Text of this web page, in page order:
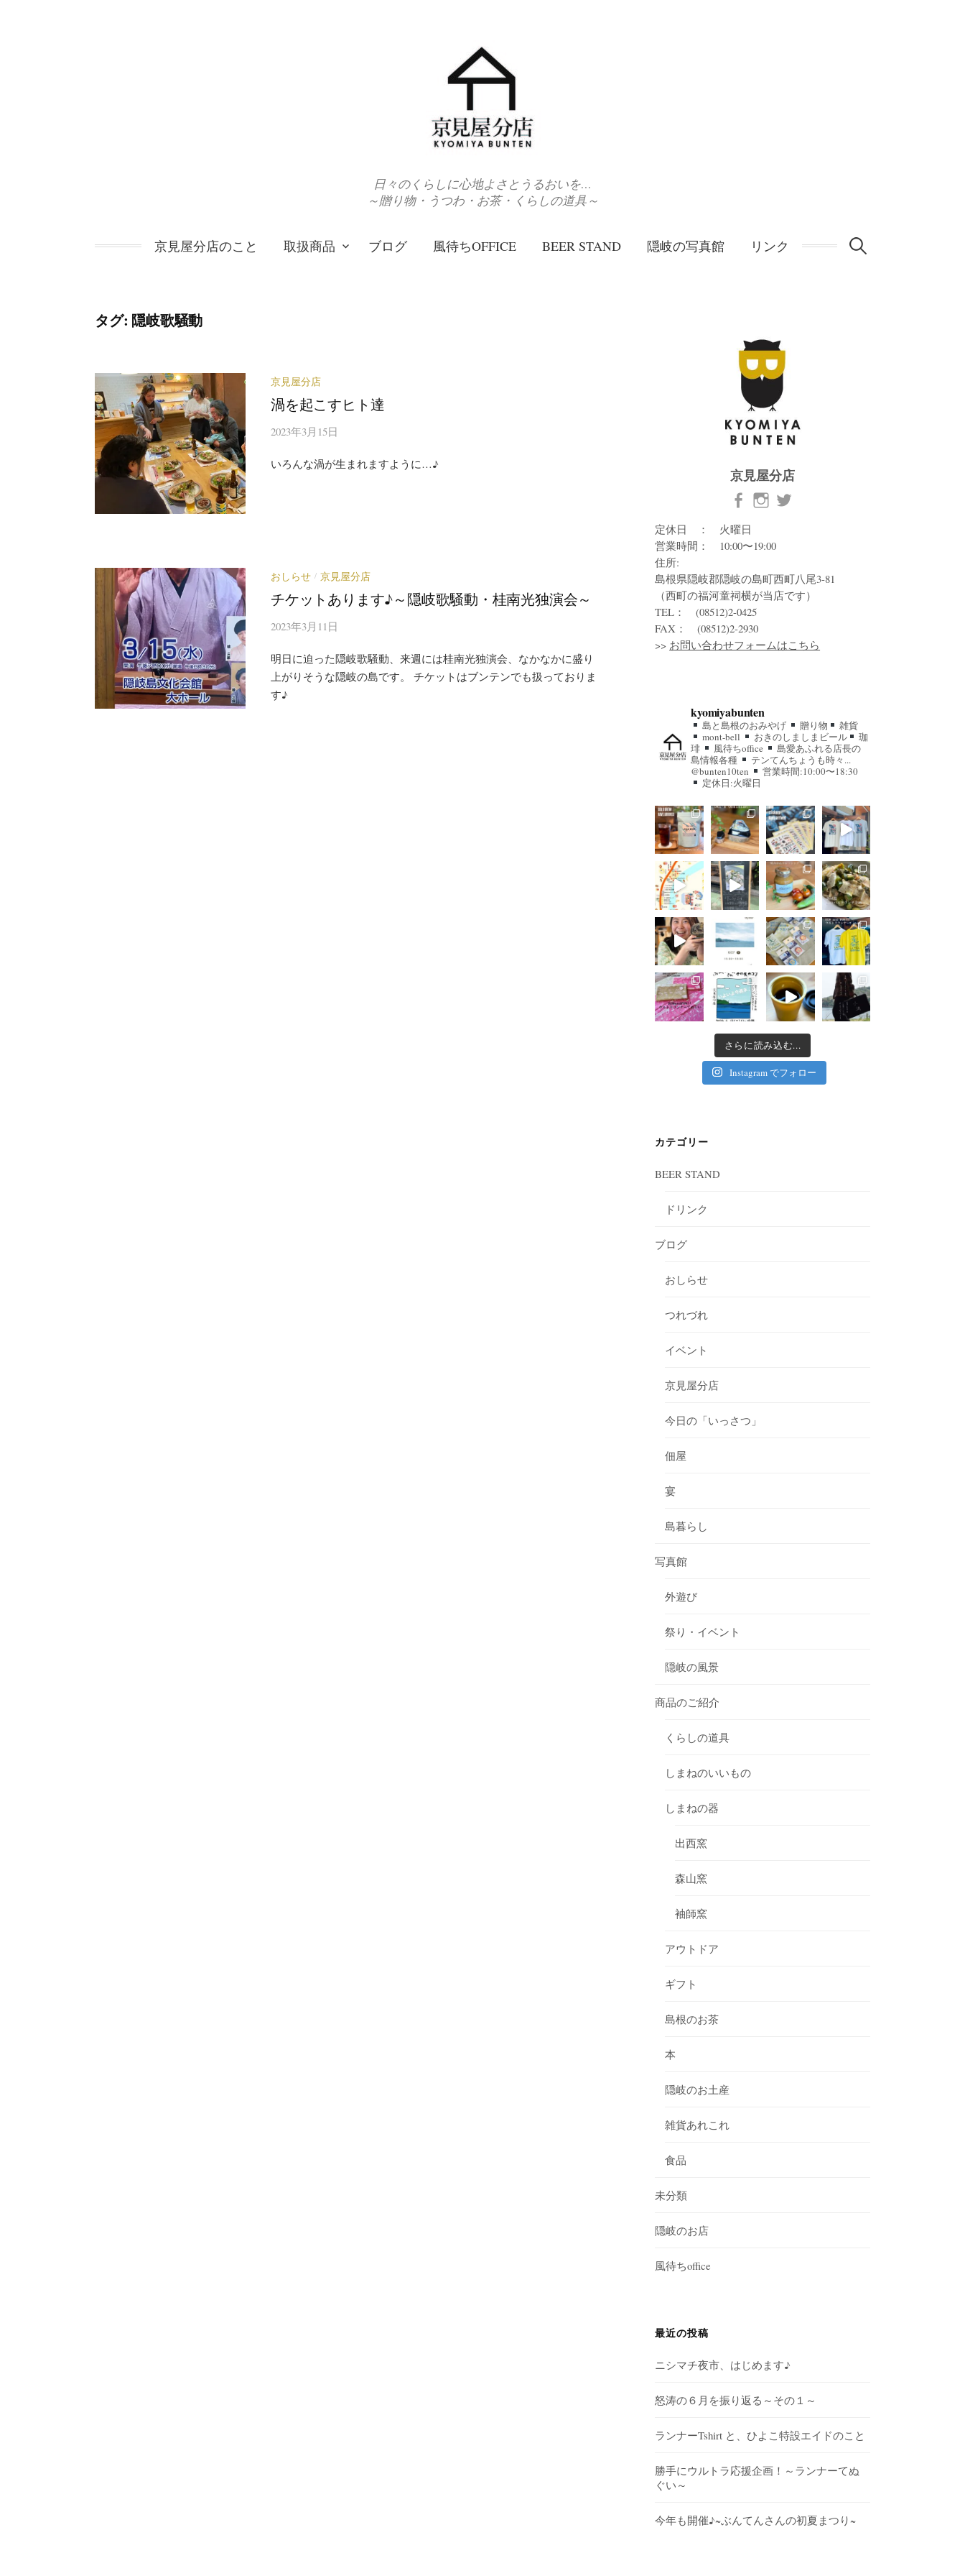
日々のくらしに心地よさとうるおいを…
～贈り物・うつわ・お茶・くらしの道具～
京見屋分店のこと 取扱商品 ブログ 風待ちOFFICE BEER STAND 隠岐の写真館 リンク 検
タグ: 隠岐歌騒動
京見屋分店
渦を起こすヒト達
2023年3月15日
いろんな渦が生まれますように…♪
おしらせ / 京見屋分店
チケットあります♪～隠岐歌騒動・桂南光独演会～
2023年3月11日
明日に迫った隠岐歌騒動、来週には桂南光独演会、なかなかに盛り
上がりそうな隠岐の島です。 チケットはブンテンでも扱っておりま
す♪
京見屋分店
定休日 ： 火曜日
営業時間： 10:00〜19:00
住所:
島根県隠岐郡隠岐の島町西町八尾3-81
（西町の福河童祠横が当店です）
TEL： (08512)2-0425
FAX： (08512)2-2930
>> お問い合わせフォームはこちら
kyomiyabunten
島と島根のおみやげ 贈り物
雑貨
mont-bell
おきのしましまビール
珈
琲
風待ちoffice
島愛あふれる店長の
島情報各種
テンてんちょうも時々...
@bunten10ten
営業時間:10:00〜18:30
定休日:火曜日
さらに読み込む...
Instagram でフォロー
カテゴリー
BEER STAND
ドリンク
ブログ
おしらせ
つれづれ
イベント
京見屋分店
今日の「いっさつ」
佃屋
宴
島暮らし
写真館
外遊び
祭り・イベント
隠岐の風景
商品のご紹介
くらしの道具
しまねのいいもの
しまねの器
出西窯
森山窯
袖師窯
アウトドア
ギフト
島根のお茶
本
隠岐のお土産
雑貨あれこれ
食品
未分類
隠岐のお店
風待ちoffice
最近の投稿
ニシマチ夜市、はじめます♪
怒涛の６月を振り返る～その１～
ランナーTshirt と、ひよこ特設エイドのこと
勝手にウルトラ応援企画！～ランナーてぬ
ぐい～
今年も開催♪~ぶんてんさんの初夏まつり~